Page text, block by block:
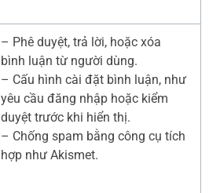
– Phê duyệt, trả lời, hoặc xóa
bình luận từ người dùng.
– Cấu hình cài đặt bình luận, như
yêu cầu đăng nhập hoặc kiểm
duyệt trước khi hiển thị.
– Chống spam bằng công cụ tích
hợp như Akismet.